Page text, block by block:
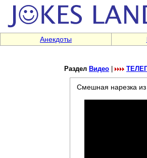
Анекдоты
Раздел Видео
Смешная нарезка